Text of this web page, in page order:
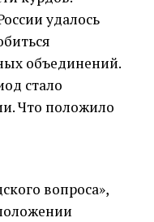
удалось
объединений.
стало
Что положило
вопроса»,